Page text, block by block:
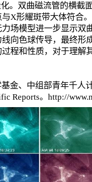
化。双曲磁流管的横
X形耀斑带大体符合
场模型进一步显示
向色球传导，最终形
程和性质，对于理解
金、中组部青年千人
Reports。http://